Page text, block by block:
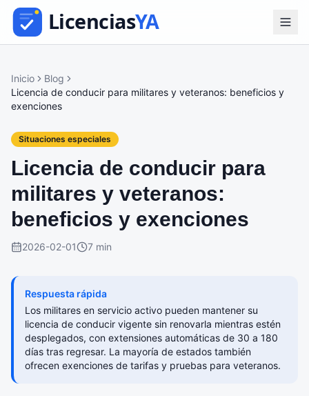
Inicio
Blog
Licencia de conducir para militares y veteranos: beneficios y
exenciones
Situaciones especiales
Licencia de conducir para
militares y veteranos:
beneficios y exenciones
2026-02-01 7 min
Respuesta rápida
Los militares en servicio activo pueden mantener su
licencia de conducir vigente sin renovarla mientras estén
desplegados, con extensiones automáticas de 30 a 180
días tras regresar. La mayoría de estados también
ofrecen exenciones de tarifas y pruebas para veteranos.